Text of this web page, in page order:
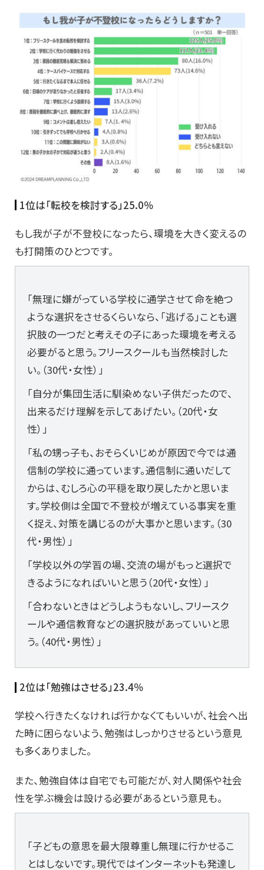
1位は「転校を検討する」25.0％
もし我が子が不登校になったら、環境を大きく変えるの
も打開策のひとつです。
「無理に嫌がっている学校に通学させて命を絶つ
ような選択をさせるくらいなら、「逃げる」ことも選
択肢の一つだと考えその子にあった環境を考える
必要がると思う。フリースクールも当然検討した
い。（30代・女性）」
「自分が集団生活に馴染めない子供だったので、
出来るだけ理解を示してあげたい。（20代・女
性）」
「私の甥っ子も、おそらくいじめが原因で今では通
信制の学校に通っています。通信制に通いだして
からは、むしろ心の平穏を取り戻したかと思いま
す。学校側は全国で不登校が増えている事実を重
く捉え、対策を講じるのが大事かと思います。（30
代・男性）」
「学校以外の学習の場、交流の場がもっと選択で
きるようになればいいと思う（20代・女性）」
「合わないときはどうしようもないし、フリースク
ールや通信教育などの選択肢があっていいと思
う。（40代・男性）」
2位は「勉強はさせる」23.4％
学校へ行きたくなければ行かなくてもいいが、社会へ出
た時に困らないよう、勉強はしっかりさせるという意見
も多くありました。
また、勉強自体は自宅でも可能だが、対人関係や社会
性を学ぶ機会は設ける必要があるという意見も。
「子どもの意思を最大限尊重し無理に行かせるこ
とはしないです。現代ではインターネットも発達し